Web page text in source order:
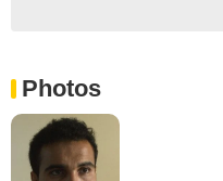
Photos